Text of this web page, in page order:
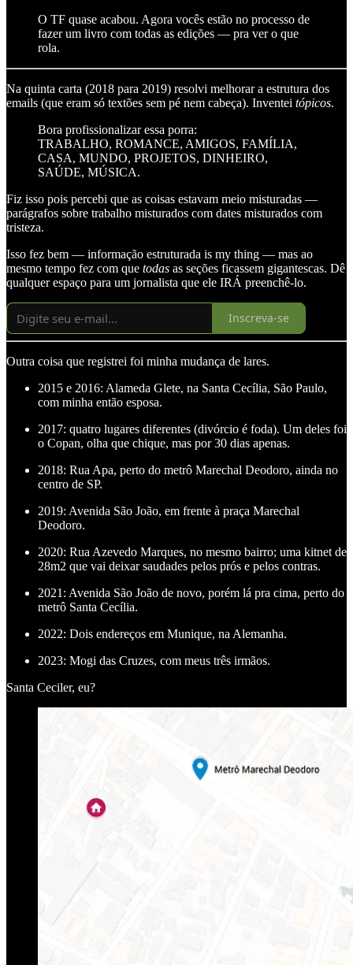
O TF quase acabou. Agora vocês estão no processo de
fazer um livro com todas as edições — pra ver o que
rola.
Na quinta carta (2018 para 2019) resolvi melhorar a estrutura dos
emails (que eram só textões sem pé nem cabeça). Inventei tópicos.
Bora profissionalizar essa porra:
TRABALHO, ROMANCE, AMIGOS, FAMÍLIA,
CASA, MUNDO, PROJETOS, DINHEIRO,
SAÚDE, MÚSICA.
Fiz isso pois percebi que as coisas estavam meio misturadas —
parágrafos sobre trabalho misturados com dates misturados com
tristeza.
Isso fez bem — informação estruturada is my thing — mas ao
mesmo tempo fez com que todas as seções ficassem gigantescas. Dê
qualquer espaço para um jornalista que ele IRÁ preenchê-lo.
Inscreva-se
Outra coisa que registrei foi minha mudança de lares.
2015 e 2016: Alameda Glete, na Santa Cecília, São Paulo,
com minha então esposa.
2017: quatro lugares diferentes (divórcio é foda). Um deles foi
o Copan, olha que chique, mas por 30 dias apenas.
2018: Rua Apa, perto do metrô Marechal Deodoro, ainda no
centro de SP.
2019: Avenida São João, em frente à praça Marechal
Deodoro.
2020: Rua Azevedo Marques, no mesmo bairro; uma kitnet de
28m2 que vai deixar saudades pelos prós e pelos contras.
2021: Avenida São João de novo, porém lá pra cima, perto do
metrô Santa Cecília.
2022: Dois endereços em Munique, na Alemanha.
2023: Mogi das Cruzes, com meus três irmãos.
Santa Ceciler, eu?